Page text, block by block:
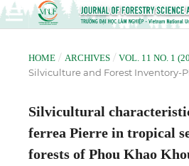
HOME / ARCHIVES / VOL. 11 NO. 1
Silviculture and Forest Inventory-
Silvicultural
ferrea Pierre in tropical
forests of Phou Khao